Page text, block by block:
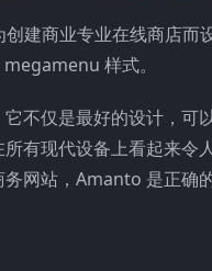
建商业专业在线商店
样式。
不仅是最好的设计，可
有现代设备上看起来
网站，Amanto 是正确的